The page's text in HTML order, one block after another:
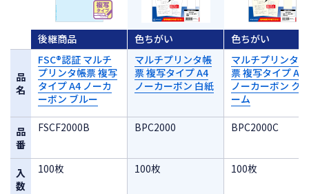
A4タテ 210×297mm
厚さ
約0.08mm
品
名
品
番
入
数
後継商品
FSC®認証 マルチ
プリンタ帳票 複写
タイプ A4 ノーカ
ーボン ブルー
FSCF2000B
100枚
色ちがい
マルチプリンタ帳
票 複写タイプ A4
ノーカーボン 白紙
BPC2000
100枚
色ちがい
マルチプリンタ帳
票 複写タイプ A4
ノーカーボン ク
ーム
BPC2000C
100枚